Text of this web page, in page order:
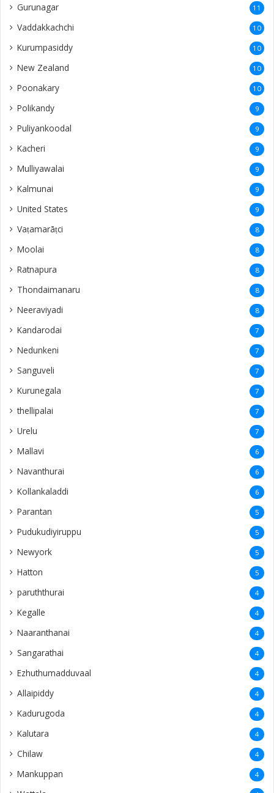
Gurunagar 11
Vaddakkachchi 10
Kurumpasiddy 10
New Zealand 10
Poonakary 10
Polikandy 9
Puliyankoodal 9
Kacheri 9
Mulliyawalai 9
Kalmunai 9
United States 9
Vaṭamarāṭci 8
Moolai 8
Ratnapura 8
Thondaimanaru 8
Neeraviyadi 8
Kandarodai 7
Nedunkeni 7
Sanguveli 7
Kurunegala 7
thellipalai 7
Urelu 7
Mallavi 6
Navanthurai 6
Kollankaladdi 6
Parantan 5
Pudukudiyiruppu 5
Newyork 5
Hatton 5
paruththurai 4
Kegalle 4
Naaranthanai 4
Sangarathai 4
Ezhuthumadduvaal 4
Allaipiddy 4
Kadurugoda 4
Kalutara 4
Chilaw 4
Mankuppan 4